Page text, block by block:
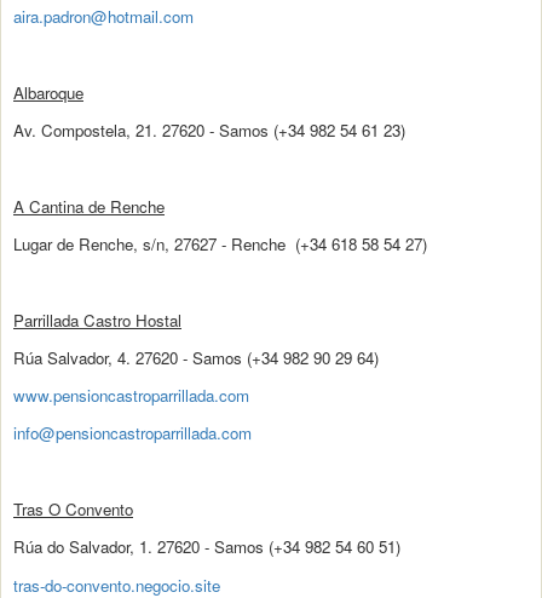
aira.padron@hotmail.com
Albaroque
Av. Compostela, 21. 27620 - Samos (+34 982 54 61 23)
A Cantina de Renche
Lugar de Renche, s/n, 27627 - Renche (+34 618 58 54 27)
Parrillada Castro Hostal
Rúa Salvador, 4. 27620 - Samos (+34 982 90 29 64)
www.pensioncastroparrillada.com
info@pensioncastroparrillada.com
Tras O Convento
Rúa do Salvador, 1. 27620 - Samos (+34 982 54 60 51)
tras-do-convento.negocio.site